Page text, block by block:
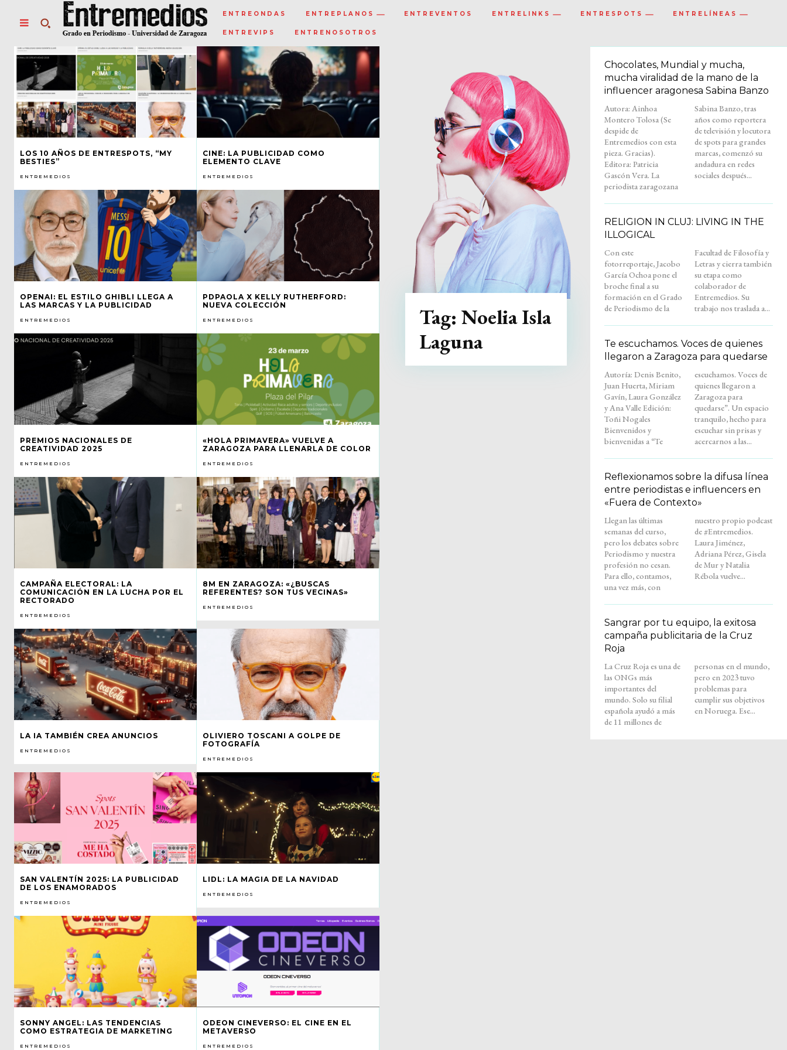
ENTREONDAS ENTREPLANOS ENTREVENTOS ENTRELINKS ENTRESPOTS ENTRELÍNEAS
ENTREVIPS ENTRENOSOTROS
LOS 10 AÑOS DE ENTRESPOTS, “MY
BESTIES”
ENTREMEDIOS
CINE: LA PUBLICIDAD COMO
ELEMENTO CLAVE
ENTREMEDIOS
OPENAI: EL ESTILO GHIBLI LLEGA A
LAS MARCAS Y LA PUBLICIDAD
ENTREMEDIOS
PDPAOLA X KELLY RUTHERFORD:
NUEVA COLECCIÓN
ENTREMEDIOS
PREMIOS NACIONALES DE
CREATIVIDAD 2025
ENTREMEDIOS
«HOLA PRIMAVERA» VUELVE A
ZARAGOZA PARA LLENARLA DE COLOR
ENTREMEDIOS
CAMPAÑA ELECTORAL: LA
COMUNICACIÓN EN LA LUCHA POR EL
RECTORADO
ENTREMEDIOS
8M EN ZARAGOZA: «¿BUSCAS
REFERENTES? SON TUS VECINAS»
ENTREMEDIOS
LA IA TAMBIÉN CREA ANUNCIOS
ENTREMEDIOS
OLIVIERO TOSCANI A GOLPE DE
FOTOGRAFÍA
ENTREMEDIOS
SAN VALENTÍN 2025: LA PUBLICIDAD
DE LOS ENAMORADOS
ENTREMEDIOS
LIDL: LA MAGIA DE LA NAVIDAD
ENTREMEDIOS
SONNY ANGEL: LAS TENDENCIAS
COMO ESTRATEGIA DE MARKETING
ENTREMEDIOS
ODEON CINEVERSO: EL CINE EN EL
METAVERSO
ENTREMEDIOS
Tag: Noelia Isla
Laguna
Chocolates, Mundial y mucha,
mucha viralidad de la mano de la
influencer aragonesa Sabina Banzo
Autora: Ainhoa
Montero Tolosa (Se
despide de
Entremedios con esta
pieza. Gracias).
Editora: Patricia
Gascón Vera. La
periodista zaragozana
Sabina Banzo, tras
años como reportera
de televisión y locutora
de spots para grandes
marcas, comenzó su
andadura en redes
sociales después...
RELIGION IN CLUJ: LIVING IN THE
ILLOGICAL
Con este
fotorreportaje, Jacobo
García Ochoa pone el
broche final a su
formación en el Grado
de Periodismo de la
Facultad de Filosofía y
Letras y cierra también
su etapa como
colaborador de
Entremedios. Su
trabajo nos traslada a...
Te escuchamos. Voces de quienes
llegaron a Zaragoza para quedarse
Autoría: Denis Benito,
Juan Huerta, Miriam
Gavín, Laura González
y Ana Valle Edición:
Toñi Nogales
Bienvenidos y
bienvenidas a “Te
escuchamos. Voces de
quienes llegaron a
Zaragoza para
quedarse”. Un espacio
tranquilo, hecho para
escuchar sin prisas y
acercarnos a las...
Reflexionamos sobre la difusa línea
entre periodistas e influencers en
«Fuera de Contexto»
Llegan las últimas
semanas del curso,
pero los debates sobre
Periodismo y nuestra
profesión no cesan.
Para ello, contamos,
una vez más, con
nuestro propio podcast
de #Entremedios.
Laura Jiménez,
Adriana Pérez, Gisela
de Mur y Natalia
Rébola vuelve...
Sangrar por tu equipo, la exitosa
campaña publicitaria de la Cruz
Roja
La Cruz Roja es una de
las ONGs más
importantes del
mundo. Solo su filial
española ayudó a más
de 11 millones de
personas en el mundo,
pero en 2023 tuvo
problemas para
cumplir sus objetivos
en Noruega. Ese...